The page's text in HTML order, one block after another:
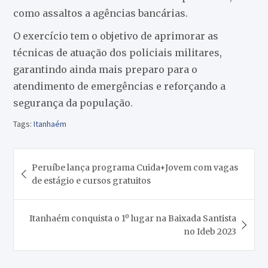
como assaltos a agências bancárias.
O exercício tem o objetivo de aprimorar as
técnicas de atuação dos policiais militares,
garantindo ainda mais preparo para o
atendimento de emergências e reforçando a
segurança da população.
Tags: Itanhaém
de
Post
Peruíbe lança programa Cuida+Jovem com vagas
de estágio e cursos gratuitos
Itanhaém conquista o 1º lugar na Baixada Santista
no Ideb 2023